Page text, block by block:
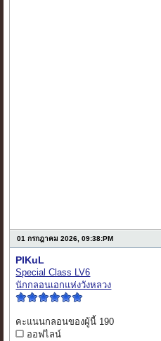
01 กรกฎาคม 2026, 09:38:PM
PIKuL
Special Class LV6
นักกลอนเอกแห่งวังหลวง
คะแนนกลอนของผู้นี้ 190
ออฟไลน์